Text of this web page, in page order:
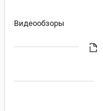
Видеообзоры